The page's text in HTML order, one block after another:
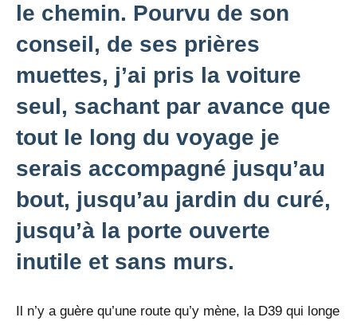
le chemin. Pourvu de son
conseil, de ses prières
muettes, j’ai pris la voiture
seul, sachant par avance que
tout le long du voyage je
serais accompagné jusqu’au
bout, jusqu’au jardin du curé,
jusqu’à la porte ouverte
inutile et sans murs.
Il n’y a guère qu’une route qu’y mène, la D39 qui longe